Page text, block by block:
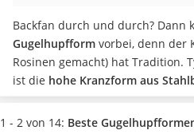
AEG-Waschmaschine
Saug-Wisch-Roboter
Handstaubsauger
Milchaufschäumer
Kondenstrockner
Reiskocher
Backfan durch und durch? Dann
Gugelhupfform vorbei, denn der
Rosinen gemacht) hat Tradition.
ist die hohe Kranzform aus
Silikon,die mit ihrer
charakteristische Form des
1 - 2 von 14: Beste